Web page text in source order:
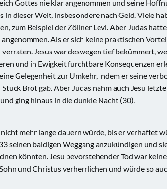
Gottes nie klar angenommen und seine
dieser Welt, insbesondere nach Geld. Viele
zum Beispiel der Zöllner Levi. Aber Judas
Als er sich keine praktischen
Jesus war deswegen tief bekümmert,
und in Ewigkeit furchtbare Konsequenzen
Gelegenheit zur Umkehr, indem er seine
Brot gab. Aber Judas nahm auch Jesu
ging hinaus in die dunkle Nacht (30).
mehr lange dauern würde, bis er verhaftet
seinen baldigen Weggang anzukündigen und
könnten. Jesu bevorstehender Tod war keine
und Christus verherrlichen und würde so